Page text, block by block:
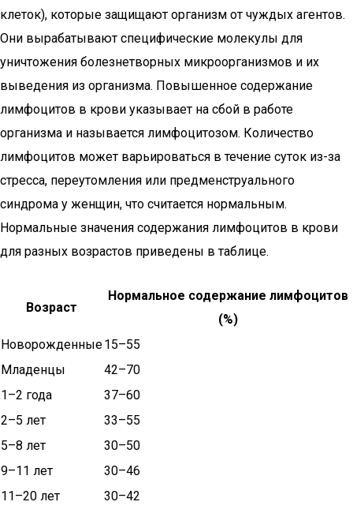
клеток), которые защищают организм от чуждых агентов.
Они вырабатывают специфические молекулы для
уничтожения болезнетворных микроорганизмов и их
выведения из организма. Повышенное содержание
лимфоцитов в крови указывает на сбой в работе
организма и называется лимфоцитозом. Количество
лимфоцитов может варьироваться в течение суток из-за
стресса, переутомления или предменструального
синдрома у женщин, что считается нормальным.
Нормальные значения содержания лимфоцитов в крови
для разных возрастов приведены в таблице.
Возраст
Нормальное содержание лимфоцитов
(%)
Новорожденные15–55
Младенцы
42–70
1–2 года
37–60
2–5 лет
33–55
5–8 лет
30–50
9–11 лет
30–46
11–20 лет
30–42